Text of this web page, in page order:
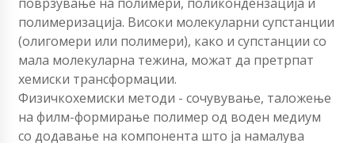
поврзување на полимери, поликондензација и
полимеризација. Високи молекуларни супстанции
(олигомери или полимери), како и супстанции со
мала молекуларна тежина, можат да претрпат
хемиски трансформации.
Физичкохемиски методи - сочувување, таложење
на филм-формирање полимер од воден медиум
со додавање на компонента што ја намалува